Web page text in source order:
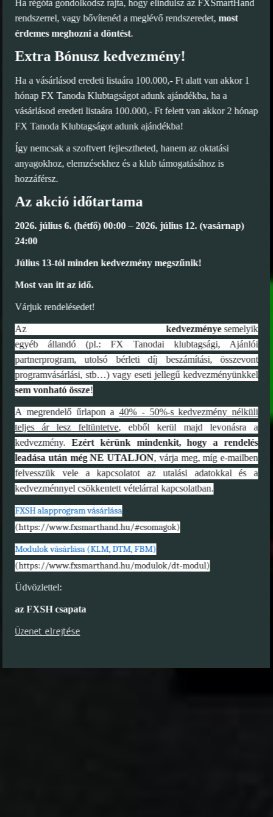
Ha régóta gondolkodsz rajta, hogy elindulsz az FXSmartHand
rendszerrel, vagy bővítenéd a meglévő rendszeredet,most
érdemes meghozni a döntést.
Extra Bónusz kedvezmény!
Ha a vásárlásod eredeti listaára 100.000,- Ft alatt van akkor 1
hónap FX Tanoda Klubtagságot adunk ajándékba, ha a
vásárlásod eredeti listaára 100.000,- Ft felett van akkor 2 hónap
FX Tanoda Klubtagságot adunk ajándékba!
Így nemcsak a szoftvert fejlesztheted, hanem az oktatási
anyagokhoz, elemzésekhez és a klub támogatásához is
hozzáférsz.
Az akció időtartama
2026. július 6. (hétfő) 00:00– 2026. július 12. (vasárnap)
24:00
Július 13-tól minden kedvezmény megszűnik!
Most van itt az idő.
Várjuk rendelésedet!
Az kedvezményesemelyik
egyéb állandó (pl.: FX Tanodai klubtagsági, Ajánlói
partnerprogram, utolsó bérleti díj beszámítási, összevont
programvásárlási, stb…) vagy eseti jellegű kedvezményünkkel
sem vonható össze!
A megrendelő űrlapon a40% - 50%-s kedvezmény nélküli
teljes ár lesz feltüntetve, ebből kerül majd levonásra a
kedvezmény.Ezért kérünk mindenkit, hogy a rendelés
leadása után még NE UTALJON, várja meg, míg e-mailben
felvesszük vele a kapcsolatot az utalási adatokkal és a
kedvezménnyel csökkentett vételárral kapcsolatban.
FXSH alapprogram vásárlása
(https://www.fxsmarthand.hu/#csomagok)
Modulok vásárlása (KLM, DTM, FBM)
(https://www.fxsmarthand.hu/modulok/dt-modul)
Üdvözlettel:
az FXSH csapata
Üzenet elrejtése